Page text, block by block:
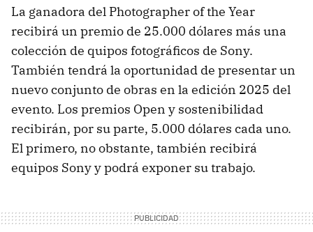
La ganadora del Photographer of the Year
recibirá un premio de 25.000 dólares más una
colección de quipos fotográficos de Sony.
También tendrá la oportunidad de presentar un
nuevo conjunto de obras en la edición 2025 del
evento. Los premios Open y sostenibilidad
recibirán, por su parte, 5.000 dólares cada uno.
El primero, no obstante, también recibirá
equipos Sony y podrá exponer su trabajo.